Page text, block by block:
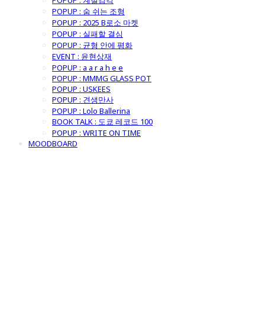
POPUP : 숨 쉬는 조형
POPUP : 2025 B로소 마켓
POPUP : 실패할 결심
POPUP : 균형 안에 평화
EVENT : 윤현상재
POPUP : a a r a h e e
POPUP : MMMG GLASS POT
POPUP : USKEES
POPUP : 견생만사
POPUP : Lolo Ballerina
BOOK TALK : 도쿄 레코드 100
POPUP : WRITE ON TIME
MOODBOARD